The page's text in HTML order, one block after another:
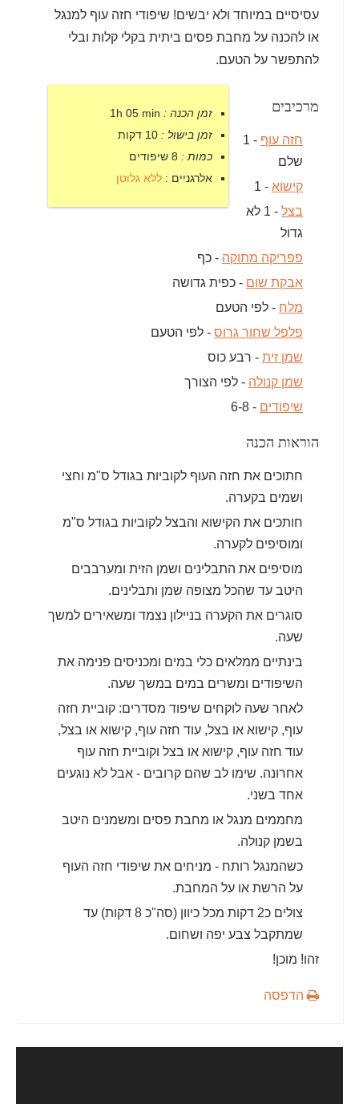
עסיסיים במיוחד ולא יבשים! שיפודי חזה עוף למנגל
או להכנה על מחבת פסים ביתית בקלי קלות ובלי
להתפשר על הטעם.
זמן הכנה : 1h 05 min
זמן בישול : 10 דקות
כמות : 8 שיפודים
אלרגניים : ללא גלוטן
מרכיבים
חזה עוף
- 1
שלם
קישוא - 1
בצל
- 1 לא
גדול
פפריקה מתוקה - כף
אבקת שום - כפית גדושה
מלח - לפי הטעם
פלפל שחור גרוס - לפי הטעם
שמן זית - רבע כוס
שמן קנולה - לפי הצורך
שיפודים - 6-8
הוראות הכנה
חתוכים את חזה העוף לקוביות בגודל ס"מ וחצי
ושמים בקערה.
חותכים את הקישוא והבצל לקוביות בגודל ס"מ
ומוסיפים לקערה.
מוסיפים את התבלינים ושמן הזית ומערבבים
היטב עד שהכל מצופה שמן ותבלינים.
סוגרים את הקערה בניילון נצמד ומשאירים למשך
שעה.
בינתיים ממלאים כלי במים ומכניסים פנימה את
השיפודים ומשרים במים במשך שעה.
לאחר שעה לוקחים שיפוד מסדרים: קוביית חזה
עוף, קישוא או בצל, עוד חזה עוף, קישוא או בצל,
עוד חזה עוף, קישוא או בצל וקוביית חזה עוף
אחרונה. שימו לב שהם קרובים - אבל לא נוגעים
אחד בשני.
מחממים מנגל או מחבת פסים ומשמנים היטב
בשמן קנולה.
כשהמנגל רותח - מניחים את שיפודי חזה העוף
על הרשת או על המחבת.
צולים כ2 דקות מכל כיוון (סה"כ 8 דקות) עד
שמתקבל צבע יפה ושחום.
זהו! מוכן!
הדפסה